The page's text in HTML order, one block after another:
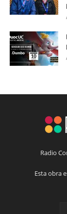
Radio
Esta obra